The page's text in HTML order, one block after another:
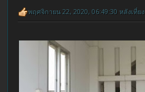
พฤศจิกายน 22, 2020, 06:49:30 หลังเที่ยง